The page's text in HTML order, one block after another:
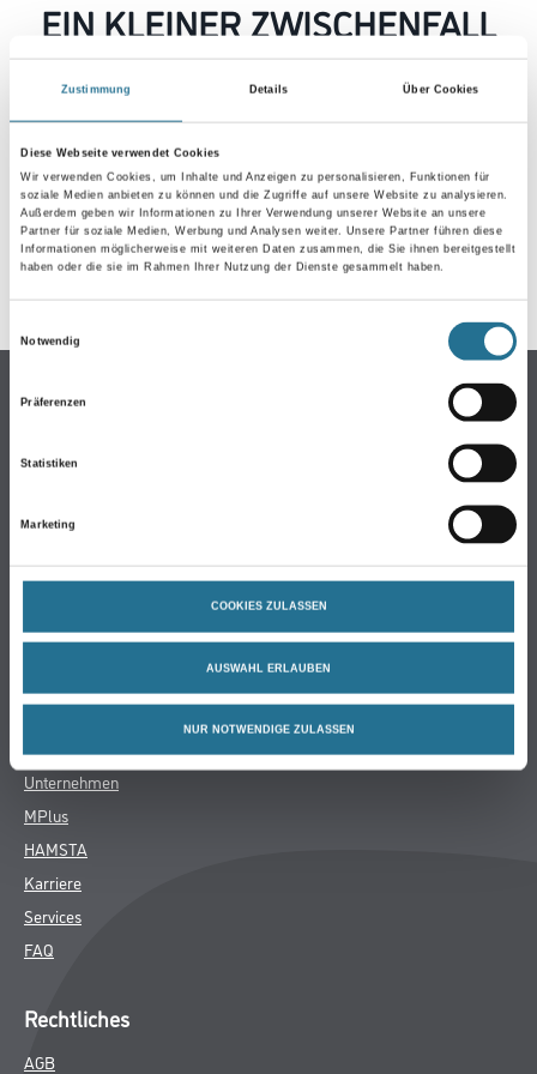
Zustimmung Details Über Cookies
Diese Webseite verwendet Cookies
Wir verwenden Cookies, um Inhalte und Anzeigen zu personalisieren, Funktionen für
soziale Medien anbieten zu können und die Zugriffe auf unsere Website zu analysieren.
Außerdem geben wir Informationen zu Ihrer Verwendung unserer Website an unsere
Partner für soziale Medien, Werbung und Analysen weiter. Unsere Partner führen diese
Informationen möglicherweise mit weiteren Daten zusammen, die Sie ihnen bereitgestellt
haben oder die sie im Rahmen Ihrer Nutzung der Dienste gesammelt haben.
Notwendig
Präferenzen
Statistiken
Marketing
COOKIES ZULASSEN
AUSWAHL ERLAUBEN
NUR NOTWENDIGE ZULASSEN
EIN KLEINER ZWISCHENFALL
IST AUFGETRETEN
Keine Sorge, wir pinseln schon an der Lösung und
werden das Problem so schnell wie möglich beheben.
Erkunden Sie in der Zwischenzeit unseren Online-Shop
und lassen Sie sich inspirieren.
ZURÜCK ZUM ONLINE-SHOP
Online-Shop
WDV-Systeme
Putze- und Spachtelmassen
Bodenbeläge
Werkzeug & Maschinen
Unternehmen
MPlus
HAMSTA
Karriere
Services
FAQ
Rechtliches
AGB